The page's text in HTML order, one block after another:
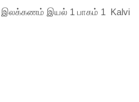
இலக்கணம் இயல் 1 பாகம் 1 Kalvi